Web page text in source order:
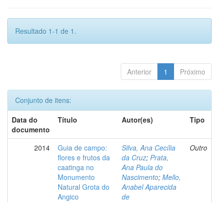
Resultado 1-1 de 1.
Anterior 1 Próximo
Conjunto de itens:
Data do
documento
Título Autor(es) Tipo
2014
Guia de campo:
flores e frutos da
caatinga no
Monumento
Natural Grota do
Angico
Silva, Ana Cecília
da Cruz; Prata,
Ana Paula do
Nascimento; Mello,
Anabel Aparecida
de
Outro